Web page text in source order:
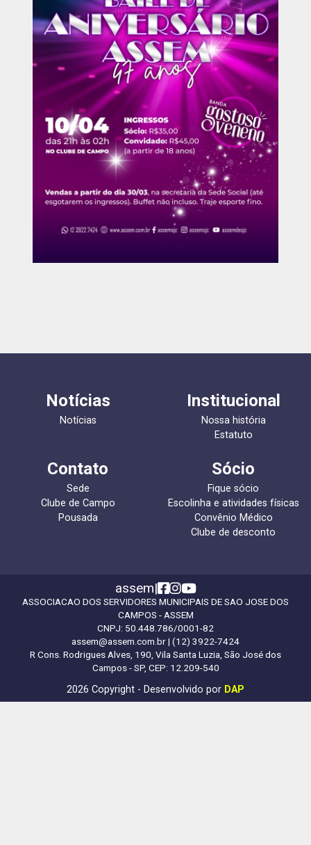
Notícias
Notícias
Institucional
Nossa história
Estatuto
Contato
Sede
Clube de Campo
Pousada
Sócio
Fique sócio
Escolinha e atividades físicas
Convênio Médico
Clube de desconto
assem|
ASSOCIACAO DOS SERVIDORES MUNICIPAIS DE SAO JOSE DOS
CAMPOS - ASSEM
CNPJ: 50.448.786/0001-82
assem@assem.com.br| (12) 3922-7424
R Cons. Rodrigues Alves, 190, Vila Santa Luzia, São José dos
Campos - SP, CEP: 12.209-540
2026 Copyright - Desenvolvido por DAP